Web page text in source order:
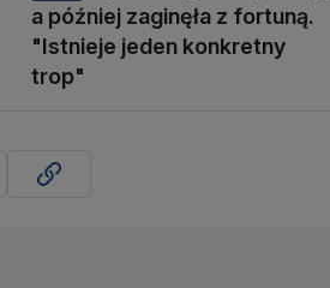
a później zaginęła z fortuną.
"Istnieje jeden konkretny
trop"